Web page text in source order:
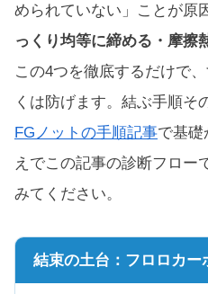
められていない」ことが原
っくり均等に締める・摩擦
この4つを徹底するだけで
くは防げます。結ぶ手順そ
FGノットの手順記事で基礎
えでこの記事の診断フロー
みてください。
結束の土台：フロロカー